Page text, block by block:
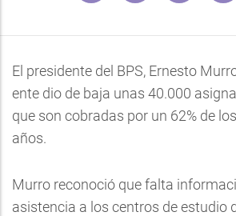
El presidente del BPS, Ernesto
ente dio de baja unas 40.000
que son cobradas por un 62% de
años.
Murro reconoció que falta
asistencia a los centros de estudio